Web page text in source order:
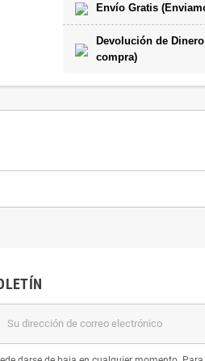
Envío Gratis
Devolución de
compra)